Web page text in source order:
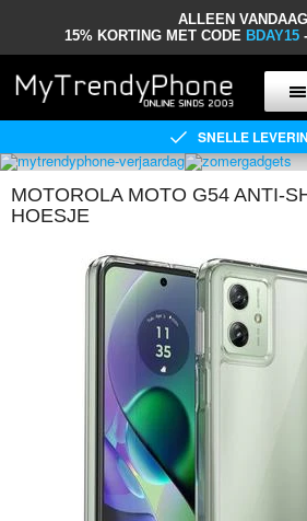
ALLEEN
15% KORTING MET CODE BDAY15 -
SNELLE
MOTOROLA MOTO G54 ANTI-
HOESJE